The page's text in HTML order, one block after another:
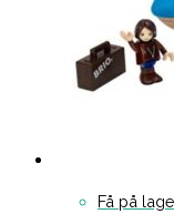
Få på